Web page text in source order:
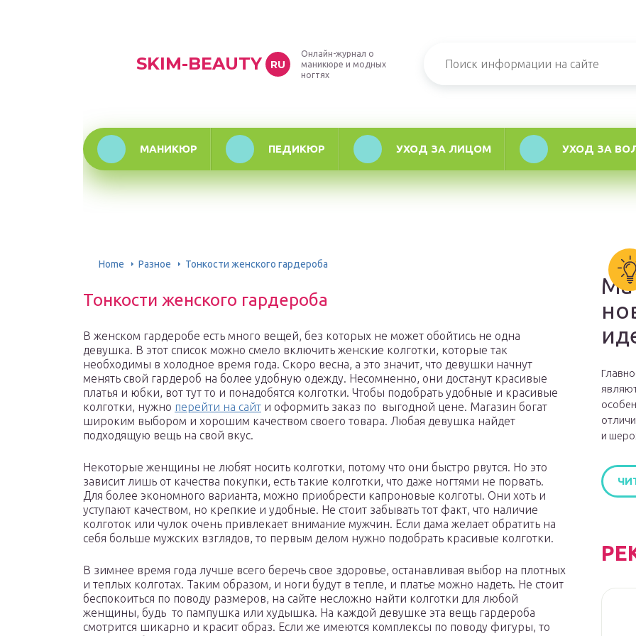
SKIM-BEAUTY RU
Онлайн-журнал о
маникюре и модных
ногтях
МАНИКЮР ПЕДИКЮР УХОД ЗА ЛИЦОМ УХОД ЗА
Home Разное Тонкости женского гардероба
Тонкости женского гардероба
В женском гардеробе есть много вещей, без которых не может обойтись не одна
девушка. В этот список можно смело включить женские колготки, которые так
необходимы в холодное время года. Скоро весна, а это значит, что девушки начнут
менять свой гардероб на более удобную одежду. Несомненно, они достанут красивые
платья и юбки, вот тут то и понадобятся колготки. Чтобы подобрать удобные и красивые
колготки, нужно перейти на сайт и оформить заказ по выгодной цене. Магазин богат
широким выбором и хорошим качеством своего товара. Любая девушка найдет
подходящую вещь на свой вкус.
Некоторые женщины не любят носить колготки, потому что они быстро рвутся. Но это
зависит лишь от качества покупки, есть такие колготки, что даже ногтями не порвать.
Для более экономного варианта, можно приобрести капроновые колготы. Они хоть и
уступают качеством, но крепкие и удобные. Не стоит забывать тот факт, что наличие
колготок или чулок очень привлекает внимание мужчин. Если дама желает обратить на
себя больше мужских взглядов, то первым делом нужно подобрать красивые колготки.
В зимнее время года лучше всего беречь свое здоровье, останавливая выбор на плотных
и теплых колготах. Таким образом, и ноги будут в тепле, и платье можно надеть. Не стоит
беспокоиться по поводу размеров, на сайте несложно найти колготки для любой
женщины, будь то пампушка или худышка. На каждой девушке эта вещь гардероба
смотрится шикарно и красит образ. Если же имеются комплексы по поводу фигуры, то
и